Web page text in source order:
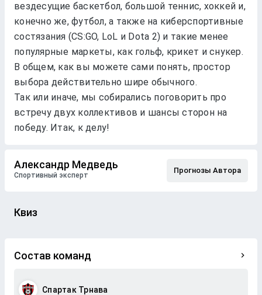
вездесущие баскетбол, большой теннис, хоккей и,
конечно же, футбол, а также на киберспортивные
состязания (CS:GO, LoL и Dota 2) и такие менее
популярные маркеты, как гольф, крикет и снукер.
В общем, как вы можете сами понять, простор
выбора действительно шире обычного.
Так или иначе, мы собирались поговорить про
встречу двух коллективов и шансы сторон на
победу. Итак, к делу!
Александр Медведь
Спортивный эксперт
Прогнозы Автора
Квиз
Состав команд
Спартак Трнава